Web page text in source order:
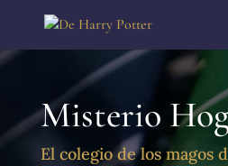
Misterio
El colegio de los magos